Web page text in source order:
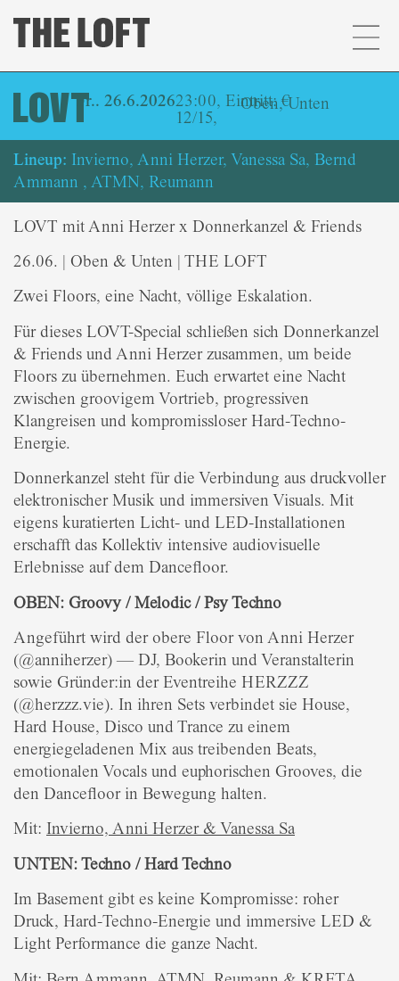
LOVTFr.. 26.6.202623:00, Eintritt: €
12/15,
Oben,Unten
Lineup: Invierno, Anni Herzer, Vanessa Sa, Bernd
Ammann , ATMN, Reumann
LOVT mit Anni Herzer x Donnerkanzel & Friends
26.06. | Oben & Unten | THE LOFT
Zwei Floors, eine Nacht, völlige Eskalation.
Für dieses LOVT-Special schließen sich Donnerkanzel
& Friends und Anni Herzer zusammen, um beide
Floors zu übernehmen. Euch erwartet eine Nacht
zwischen groovigem Vortrieb, progressiven
Klangreisen und kompromissloser Hard-Techno-
Energie.
Donnerkanzel steht für die Verbindung aus druckvoller
elektronischer Musik und immersiven Visuals. Mit
eigens kuratierten Licht- und LED-Installationen
erschafft das Kollektiv intensive audiovisuelle
Erlebnisse auf dem Dancefloor.
OBEN: Groovy / Melodic / Psy Techno
Angeführt wird der obere Floor von Anni Herzer
(@anniherzer) — DJ, Bookerin und Veranstalterin
sowie Gründer:in der Eventreihe HERZZZ
(@herzzz.vie). In ihren Sets verbindet sie House,
Hard House, Disco und Trance zu einem
energiegeladenen Mix aus treibenden Beats,
emotionalen Vocals und euphorischen Grooves, die
den Dancefloor in Bewegung halten.
Mit: Invierno, Anni Herzer & Vanessa Sa
UNTEN: Techno / Hard Techno
Im Basement gibt es keine Kompromisse: roher
Druck, Hard-Techno-Energie und immersive LED &
Light Performance die ganze Nacht.